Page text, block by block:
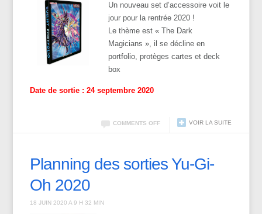
Un nouveau set d’accessoire voit le
jour pour la rentrée 2020 !
Le thème est « The Dark
Magicians », il se décline en
portfolio, protèges cartes et deck
box
Date de sortie : 24 septembre 2020
VOIR LA SUITE
COMMENTS OFF
Planning des sorties Yu-Gi-
Oh 2020
18 JUIN 2020 A 9 H 32 MIN